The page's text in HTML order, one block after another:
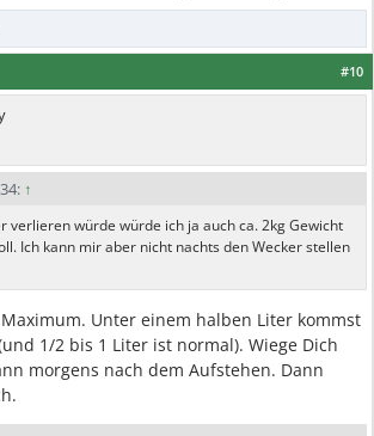
#10
↑
verlieren würde würde ich ja auch ca. 2kg Gewicht
Ich kann mir aber nicht nachts den Wecker stellen
Unter einem halben Liter kommst
1/2 bis 1 Liter ist normal). Wiege Dich
morgens nach dem Aufstehen. Dann